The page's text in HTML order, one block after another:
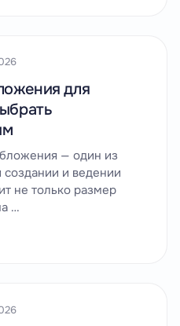
для
— один из
и ведении
не только размер
…